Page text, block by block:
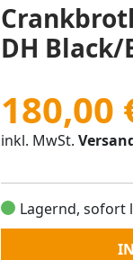
DH
180,00
inkl. MwSt.
Lagernd, sofort
Anzahl